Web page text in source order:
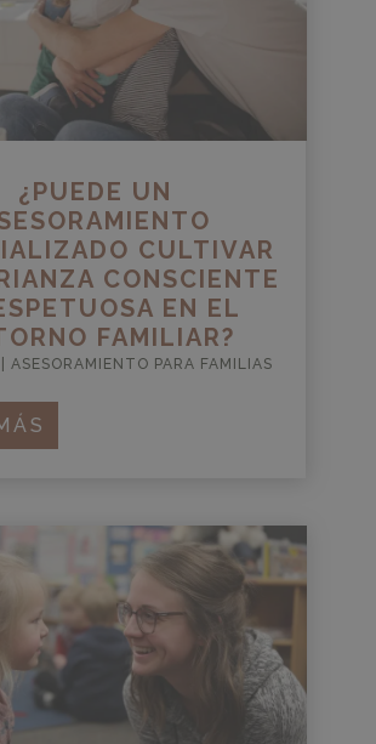
¿PUEDE UN
CULTIVAR
CONSCIENTE
EN EL
FAMILIAR?
ASESORAMIENTO PARA FAMILIAS